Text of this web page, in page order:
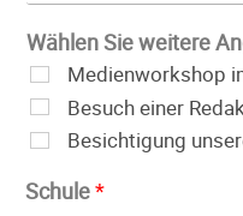
Wählen Sie weitere
Medienworkshop
Besuch einer
Besichtigung
Schule*